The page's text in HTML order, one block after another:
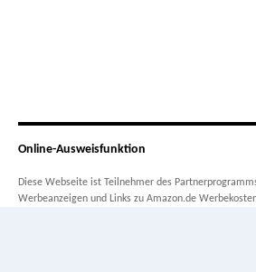
Online-Ausweisfunktion
Diese Webseite ist Teilnehmer des
Werbeanzeigen und Links zu Amazon.de